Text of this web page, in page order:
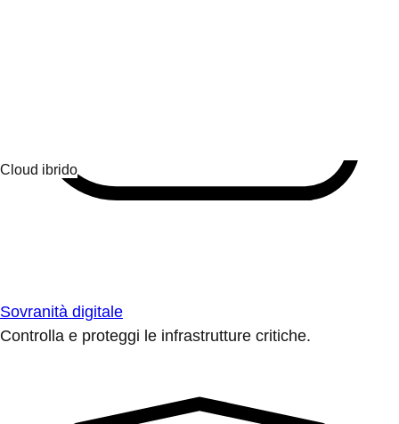
Sovranità digitale
Controlla e proteggi le infrastrutture critiche.